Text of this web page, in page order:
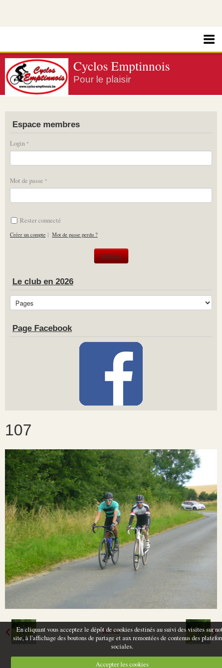
Cyclos Emptinnois
Pour le plaisir
Espace membres
Login
Mot de passe
Rester connecté
Créer un compte | Mot de passe perdu ?
Le club en 2026
Page Facebook
107
Retour
En cliquant vous acceptez le dépôt de cookies destinés au suivi des visites sur
site, à l'affichage des boutons de partage et aux remontées de contenus des
sociales.
Accepter les cookies